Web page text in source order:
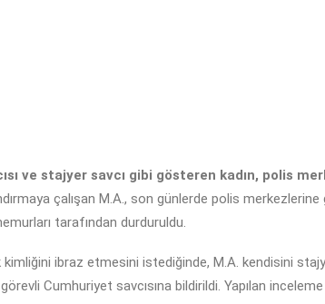
ve stajyer savcı gibi gösteren kadın, polis
çalışan M.A., son günlerde polis
tarafından durduruldu.
kimliğini ibraz etmesini istediğinde, M.A. kendisini
Cumhuriyet savcısına bildirildi. Yapılan